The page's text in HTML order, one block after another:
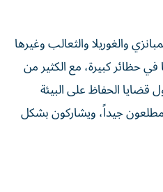
والغوريلا والثعالب وغيرها
حظائر كبيرة، مع الكثير من
قضايا الحفاظ على البيئة
مطلعون جيداً، ويشاركون بشكل